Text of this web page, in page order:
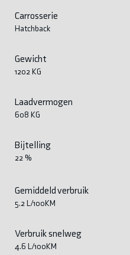
Carrosserie
Hatchback
Gewicht
1202 KG
Laadvermogen
608 KG
Bijtelling
22 %
Gemiddeld verbruik
5.2 L/100KM
Verbruik snelweg
4.6 L/100KM